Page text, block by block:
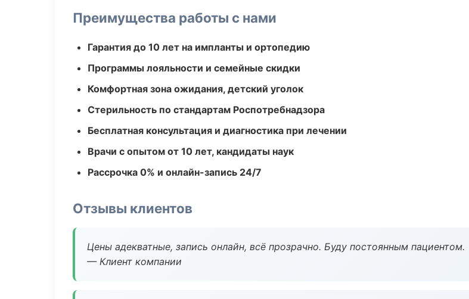
Преимущества работы с нами
Гарантия до 10 лет на импланты и ортопедию
Программы лояльности и семейные скидки
Комфортная зона ожидания, детский уголок
Стерильность по стандартам Роспотребнадзора
Бесплатная консультация и диагностика при лечении
Врачи с опытом от 10 лет, кандидаты наук
Рассрочка 0% и онлайн-запись 24/7
Отзывы клиентов
Цены адекватные, запись онлайн, всё прозрачно. Буду постоянным пациентом.
— Клиент компании